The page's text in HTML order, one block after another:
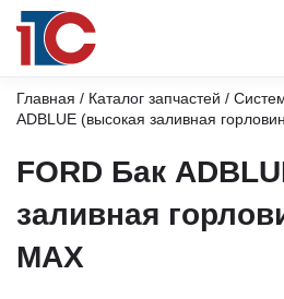
Главная / Каталог запчастей /
ADBLUE (высокая заливная
FORD Бак
заливная
MAX